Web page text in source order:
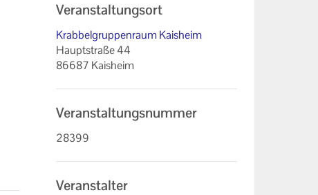
Veranstaltungsort
Krabbelgruppenraum Kaisheim
Hauptstraße 44
86687 Kaisheim
Veranstaltungsnummer
28399
Veranstalter